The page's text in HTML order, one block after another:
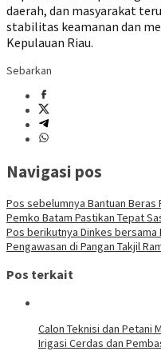
daerah, dan masyarakat
stabilitas keamanan dan
Kepulauan Riau.
Sebarkan
Navigasi pos
Pos sebelumnya Bantuan Beras
Pemko Batam Pastikan Tepat
Pos berikutnya Dinkes
Pengawasan di Pangan Takjil
Pos terkait
Calon Teknisi dan Petani
Irigasi Cerdas dan